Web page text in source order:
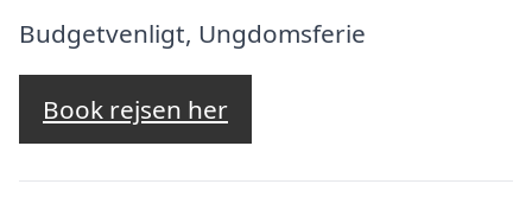
Budgetvenligt, Ungdomsferie
Book rejsen her